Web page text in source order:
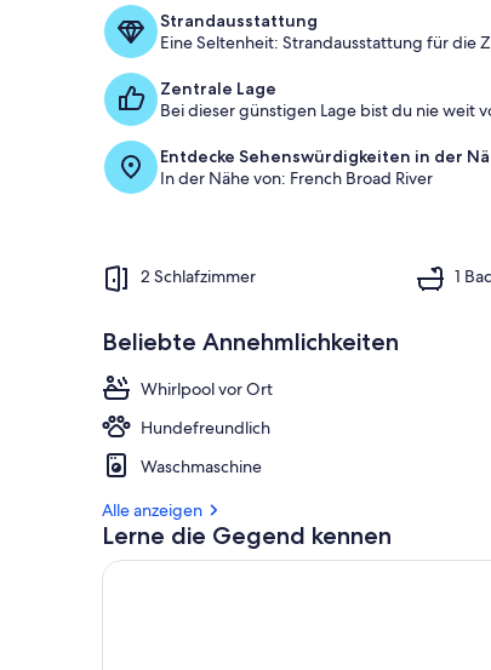
Strandausstattung
Eine Seltenheit: Strandausstattung für die
Zentrale Lage
Bei dieser günstigen Lage bist du nie weit
Entdecke Sehenswürdigkeiten in der
In der Nähe von: French Broad River
2 Schlafzimmer 1
Beliebte Annehmlichkeiten
Whirlpool vor Ort
Hundefreundlich
Waschmaschine
Alle anzeigen
Lerne die Gegend kennen